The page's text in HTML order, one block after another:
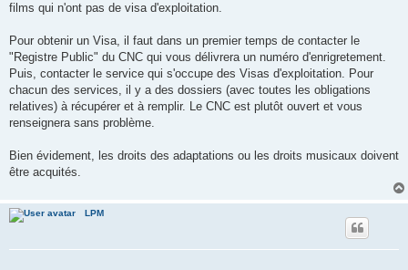
films qui n'ont pas de visa d'exploitation.
Pour obtenir un Visa, il faut dans un premier temps de contacter le
"Registre Public" du CNC qui vous délivrera un numéro d'enrigretement.
Puis, contacter le service qui s'occupe des Visas d'exploitation. Pour
chacun des services, il y a des dossiers (avec toutes les obligations
relatives) à récupérer et à remplir. Le CNC est plutôt ouvert et vous
renseignera sans problème.
Bien évidement, les droits des adaptations ou les droits musicaux doivent
être acquités.
LPM